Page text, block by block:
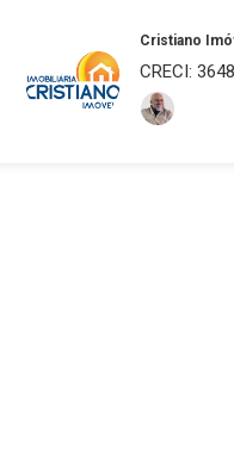
Cristiano
CRECI: